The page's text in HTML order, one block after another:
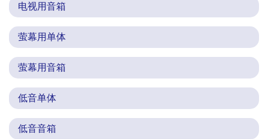
电视用音箱
萤幕用单体
萤幕用音箱
低音单体
低音音箱